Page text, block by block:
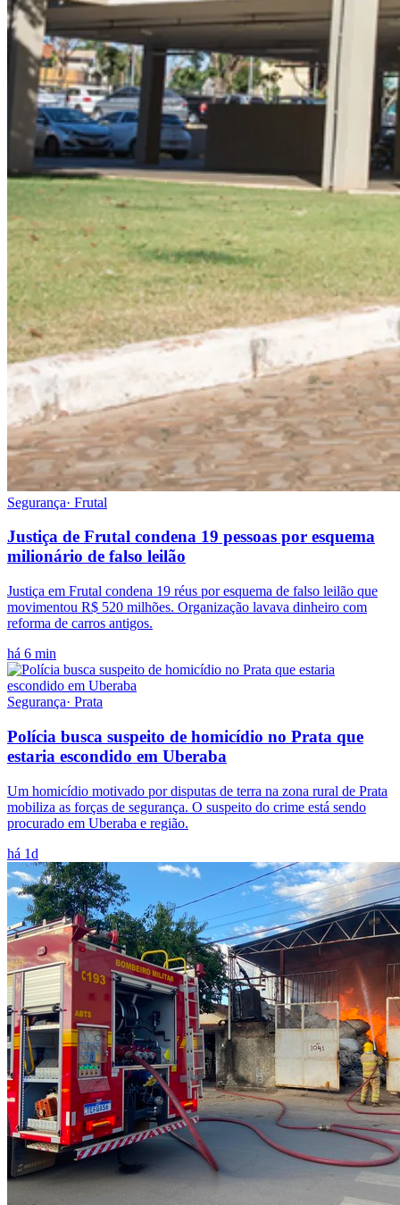
Segurança· Frutal
Justiça de Frutal condena 19 pessoas por esquema
milionário de falso leilão
Justiça em Frutal condena 19 réus por esquema de falso leilão que
movimentou R$ 520 milhões. Organização lavava dinheiro com
reforma de carros antigos.
há 6 min
Segurança· Prata
Polícia busca suspeito de homicídio no Prata que
estaria escondido em Uberaba
Um homicídio motivado por disputas de terra na zona rural de Prata
mobiliza as forças de segurança. O suspeito do crime está sendo
procurado em Uberaba e região.
há 1d